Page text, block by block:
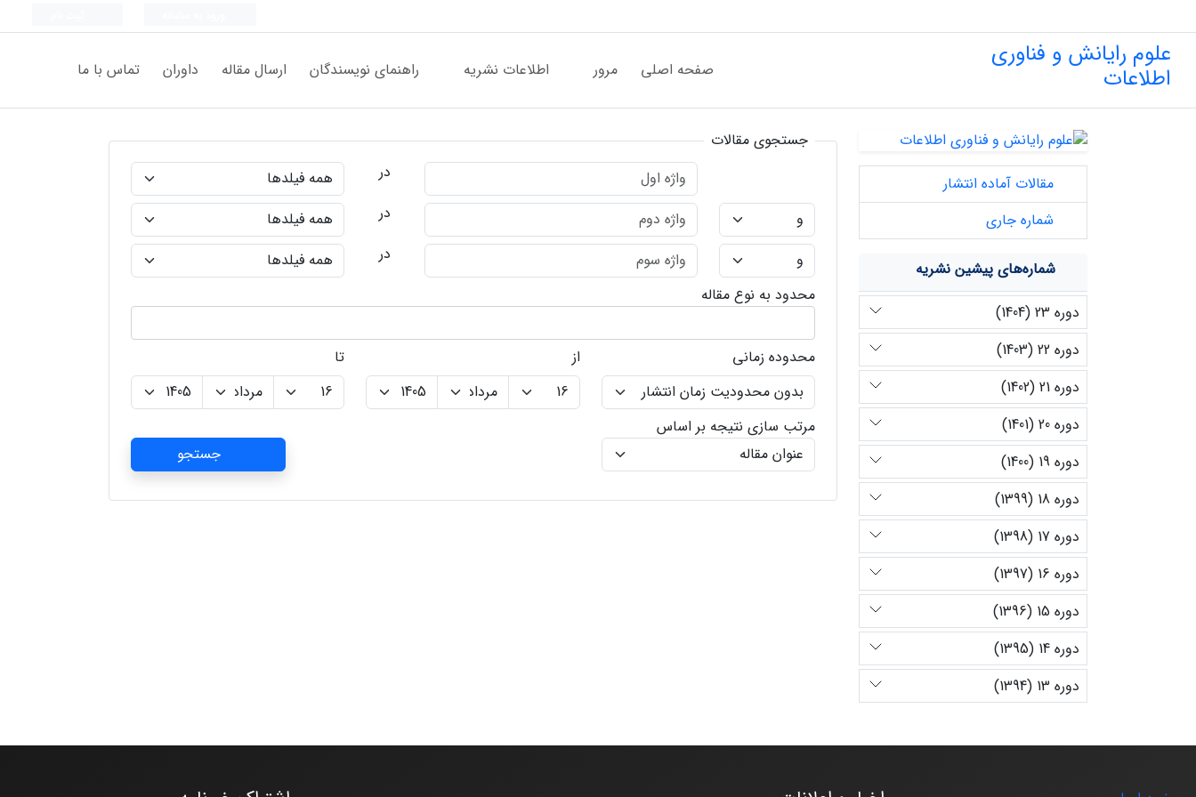
علوم رایانش و فناوری
اطلاعات صفحه اصلی مرور اطلاعات نشریه راهنمای نویسندگان ارسال مقاله داوران تماس با ما
جستجوی مقالات
در
در
در
محدود به نوع مقاله
محدوده زمانی از تا
مرتب سازی نتیجه بر اساس
جستجو
مقالات آماده انتشار
شماره جاری
شماره‌های پیشین نشریه
دوره 23 (1404)
دوره 22 (1403)
دوره 21 (1402)
دوره 20 (1401)
دوره 19 (1400)
دوره 18 (1399)
دوره 17 (1398)
دوره 16 (1397)
دوره 15 (1396)
دوره 14 (1395)
دوره 13 (1394)